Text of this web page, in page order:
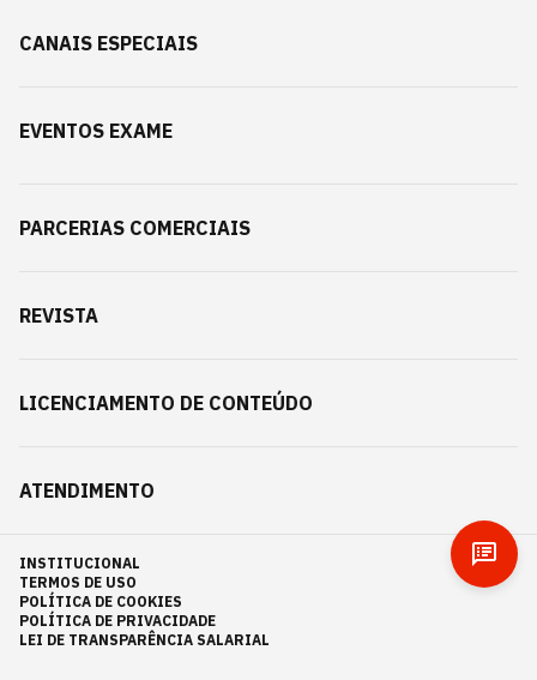
CANAIS ESPECIAIS
EVENTOS EXAME
PARCERIAS COMERCIAIS
REVISTA
LICENCIAMENTO DE CONTEÚDO
ATENDIMENTO
INSTITUCIONAL
TERMOS DE USO
POLÍTICA DE COOKIES
POLÍTICA DE PRIVACIDADE
LEI DE TRANSPARÊNCIA SALARIAL